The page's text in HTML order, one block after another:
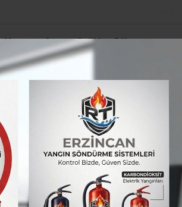
Yaşam Spor Sağlık Diğer
saçan